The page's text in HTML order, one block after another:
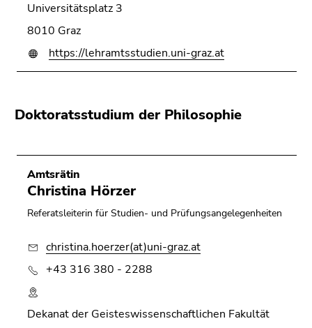
Universitätsplatz 3
8010 Graz
https://lehramtsstudien.uni-graz.at
Doktoratsstudium der Philosophie
Amtsrätin
Christina Hörzer
Referatsleiterin für Studien- und Prüfungsangelegenheiten
christina.hoerzer(at)uni-graz.at
+43 316 380 - 2288
Dekanat der Geisteswissenschaftlichen Fakultät